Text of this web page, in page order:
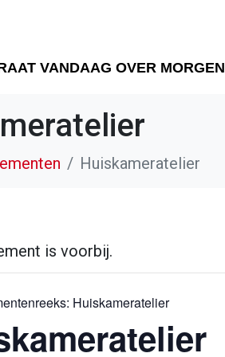
VANDAAG OVER MORGEN
Huiskameratelier
is voorbij.
Huiskameratelier